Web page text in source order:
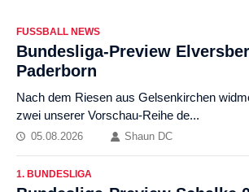
FUSSBALL NEWS
Bundesliga-Preview
Paderborn
Nach dem Riesen aus Gelsenkirchen
zwei unserer Vorschau-Reihe de...
05.08.2026 Shaun DC
1. BUNDESLIGA